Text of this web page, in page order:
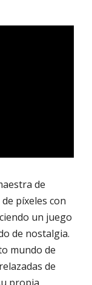
de
píxeles con
un juego
de nostalgia.
mundo de
de